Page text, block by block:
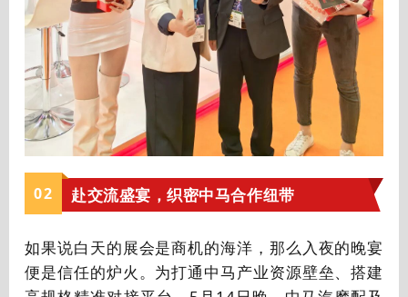
02 赴交流盛宴，织密中马合作纽带
如果说白天的展会是商机的海洋，那么入夜的晚宴
便是信任的炉火。为打通中马产业资源壁垒、搭建